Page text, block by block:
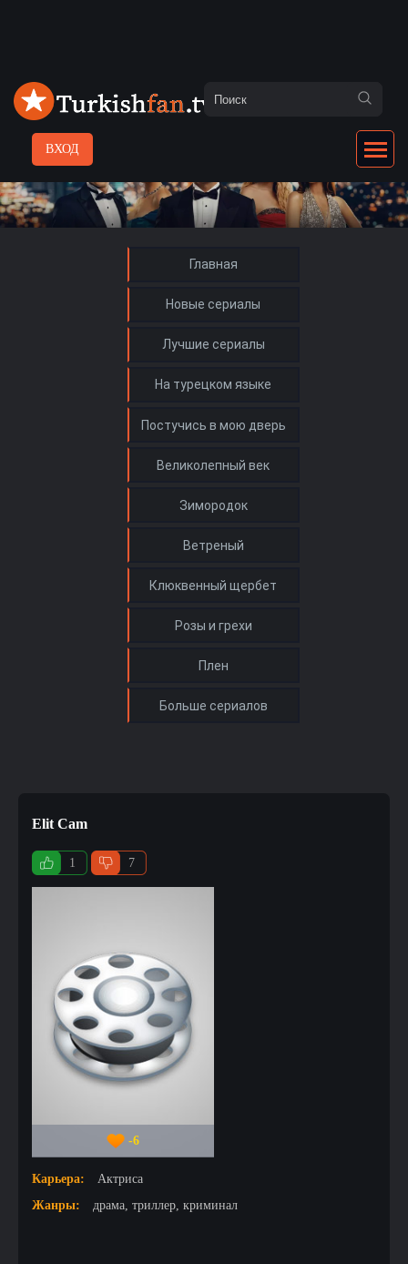
ВХОД
Главная
Новые сериалы
Лучшие сериалы
На турецком языке
Elit Cam
1 7
-6
Карьера:
Актриса
Жанры:
драма, триллер, криминал